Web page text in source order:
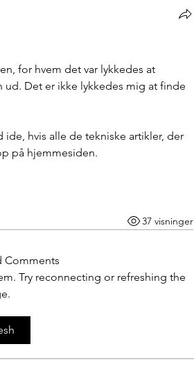
for hvem det var lykkedes at
Det er ikke lykkedes mig at finde
hvis alle de tekniske artikler, der
på hjemmesiden.
37 visninger
Comments
Try reconnecting or refreshing the